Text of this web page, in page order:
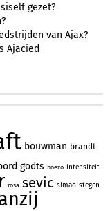
gezet?
van Ajax?
Ajacied
bouwman brandt
godts hoezo intensiteit
rosa sevic simao stegen